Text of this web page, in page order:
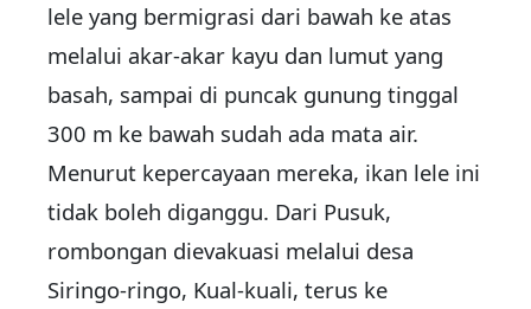
lele yang bermigrasi dari bawah ke atas
melalui akar-akar kayu dan lumut yang
basah, sampai di puncak gunung tinggal
300 m ke bawah sudah ada mata air.
Menurut kepercayaan mereka, ikan lele ini
tidak boleh diganggu. Dari Pusuk,
rombongan dievakuasi melalui desa
Siringo-ringo, Kual-kuali, terus ke